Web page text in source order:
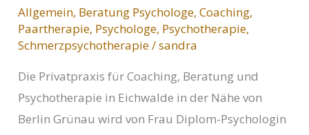
Allgemein, Beratung Psychologe,Coaching,
Paartherapie, Psychologe, Psychotherapie,
Schmerzpsychotherapie/sandra
Die Privatpraxis für Coaching, Beratung und
Psychotherapie in Eichwalde in der Nähe von
Berlin Grünau wird von Frau Diplom-Psychologin